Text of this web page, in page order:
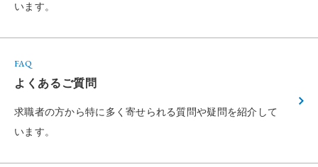
います。
FAQ
よくあるご質問
求職者の方から特に多く寄せられる質問や疑問を紹介して
います。